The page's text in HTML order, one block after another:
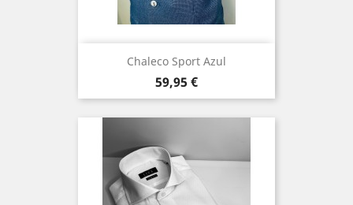
Chaleco Sport Azul
Precio
59,95 €